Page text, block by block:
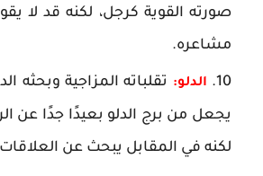
صورته القوية كرجل، لكنه قد لا
مشاعره.
الدلو: تقلباته المزاجية وبحثه
يجعل من برج الدلو بعيدًا جدًا عن
لكنه في المقابل يبحث عن العلاقات